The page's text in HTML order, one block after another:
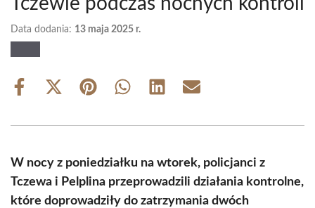
Data dodania: 13 maja 2025 r.
Share
Share
(Twitter)
Share Share Share Share
W nocy z poniedziałku na wtorek, policjanci z
Tczewa i Pelplina przeprowadzili działania kontrolne,
które doprowadziły do zatrzymania dwóch